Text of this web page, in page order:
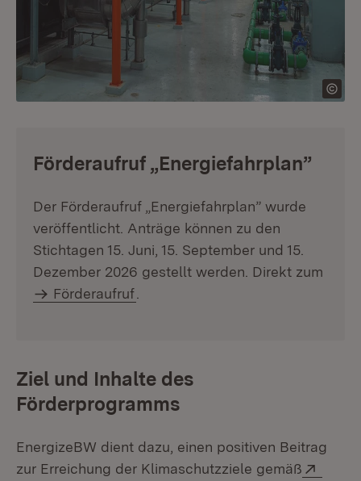
:Förderaufruf „Energiefahrplan”
Der Förderaufruf „Energiefahrplan” wurde
veröffentlicht. Anträge können zu den
Stichtagen 15. Juni, 15. September und 15.
Dezember 2026 gestellt werden. Direkt zum
Förderaufruf
Ziel und Inhalte des
Förderprogramms
EnergizeBW dient dazu, einen positiven Beitrag
zur Erreichung der Klimaschutzziele gemäß